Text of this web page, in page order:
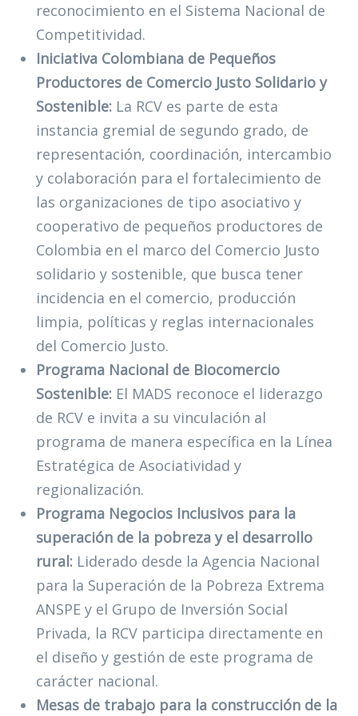
reconocimiento en el Sistema Nacional de
Competitividad.
Iniciativa Colombiana de Pequeños
Productores de Comercio Justo Solidario y
Sostenible: La RCV es parte de esta
instancia gremial de segundo grado, de
representación, coordinación, intercambio
y colaboración para el fortalecimiento de
las organizaciones de tipo asociativo y
cooperativo de pequeños productores de
Colombia en el marco del Comercio Justo
solidario y sostenible, que busca tener
incidencia en el comercio, producción
limpia, políticas y reglas internacionales
del Comercio Justo.
Programa Nacional de Biocomercio
Sostenible: El MADS reconoce el liderazgo
de RCV e invita a su vinculación al
programa de manera específica en la Línea
Estratégica de Asociatividad y
regionalización.
Programa Negocios Inclusivos para la
superación de la pobreza y el desarrollo
rural: Liderado desde la Agencia Nacional
para la Superación de la Pobreza Extrema
ANSPE y el Grupo de Inversión Social
Privada, la RCV participa directamente en
el diseño y gestión de este programa de
carácter nacional.
Mesas de trabajo para la construcción de la